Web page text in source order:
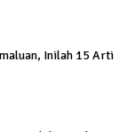
Inilah 15 Arti